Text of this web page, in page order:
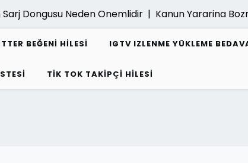
Dongusu Neden Onemlidir | Kanun Yararina
BEĞENI HILESI IGTV IZLENME YÜKLEME
TIK TOK TAKIPÇI HILESI